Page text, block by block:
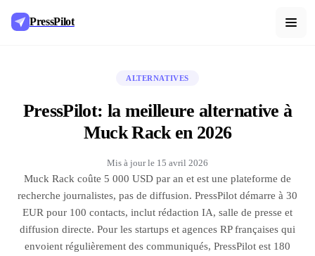
PressPilot
ALTERNATIVES
PressPilot: la meilleure alternative à
Muck Rack en 2026
Mis à jour le 15 avril 2026
Muck Rack coûte 5 000 USD par an et est une plateforme de
recherche journalistes, pas de diffusion. PressPilot démarre à 30
EUR pour 100 contacts, inclut rédaction IA, salle de presse et
diffusion directe. Pour les startups et agences RP françaises qui
envoient régulièrement des communiqués, PressPilot est 180